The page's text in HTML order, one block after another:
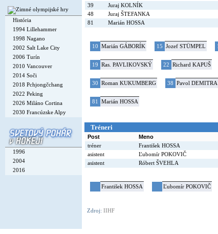
História
1994 Lillehammer
1998 Nagano
2002 Salt Lake City
2006 Turín
2010 Vancouver
2014 Soči
2018 Pchjongčchang
2022 Peking
2026 Miláno Cortina
2030 Francúzske Alpy
1996
2004
2016
39
Juraj KOLNÍK
48
Juraj ŠTEFANKA
81
Marián HOSSA
10 Marián GÁBORÍK 15 Jozef STÜMPEL
19 Ras. PAVLIKOVSKÝ 22 Richard KAPUŠ
30 Roman KUKUMBERG 38 Pavol DEMITRA
81 Marián HOSSA
Tréneri
Post Meno
tréner
František HOSSA
asistent
Ľubomír POKOVIČ
asistent
Róbert ŠVEHLA
František HOSSA Ľubomír POKOVIČ
Zdroj: IIHF